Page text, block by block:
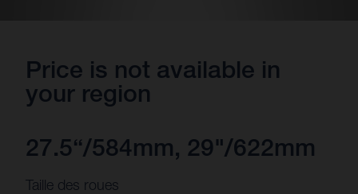
Price is not available in
your region
27.5“/584mm, 29"/622mm
Taille des roues